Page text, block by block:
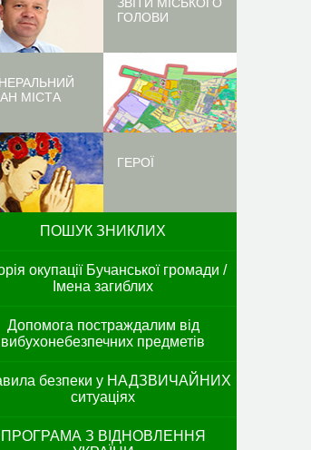
ГОЛОВИ
МІСТА
ГЕРОЇ
ПОШУК ЗНИКЛИХ
окупації Бучанської громади /
Імена загиблих
Допомога постраждалим від
вибухонебезпечних предметів
безпеки у НАДЗВИЧАЙНИХ
ситуаціях
ПРОГРАМА З ВІДНОВЛЕННЯ